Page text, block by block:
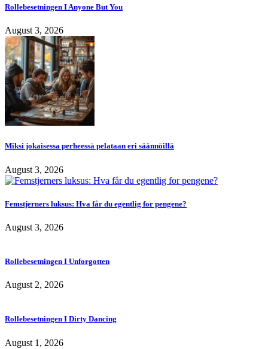
Rollebesetningen I Anyone But You
August 3, 2026
Miksi jokaisessa perheessä pelataan eri säännöillä
August 3, 2026
Femstjerners luksus: Hva får du egentlig for pengene?
August 3, 2026
Rollebesetningen I Unforgotten
August 2, 2026
Rollebesetningen I Dirty Dancing
August 1, 2026